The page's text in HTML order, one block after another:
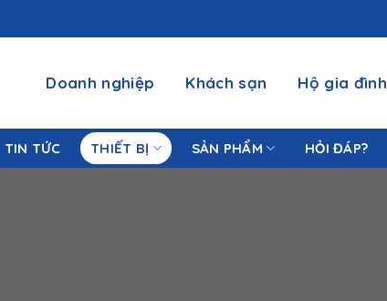
Doanh nghiệp Khách sạn Hộ gia đình
TIN TỨC THIẾT BỊ SẢN PHẨM HỎI ĐÁP?